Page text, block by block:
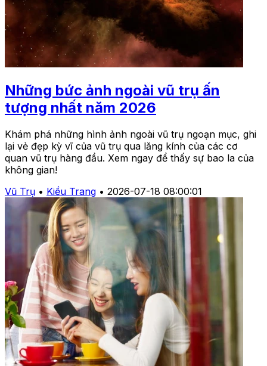
Những bức ảnh ngoài vũ trụ ấn
tượng nhất năm 2026
Khám phá những hình ảnh ngoài vũ trụ ngoạn mục, ghi
lại vẻ đẹp kỳ vĩ của vũ trụ qua lăng kính của các cơ
quan vũ trụ hàng đầu. Xem ngay để thấy sự bao la của
không gian!
Vũ Trụ • Kiều Trang • 2026-07-18 08:00:01